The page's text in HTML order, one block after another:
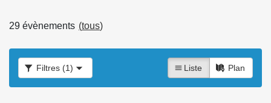
29 évènements (tous)
Filtres (1) Liste Plan